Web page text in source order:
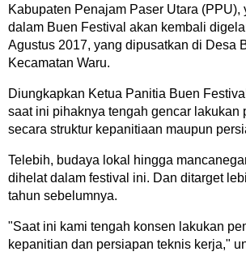
Kabupaten Penajam Paser Utara (PPU),
dalam Buen Festival akan kembali
Agustus 2017, yang dipusatkan di Desa
Kecamatan Waru.
Diungkapkan Ketua Panitia Buen
saat ini pihaknya tengah gencar lakukan
secara struktur kepanitiaan maupun
Telebih, budaya lokal hingga
dihelat dalam festival ini. Dan ditarget
tahun sebelumnya.
"Saat ini kami tengah konsen lakukan
kepanitian dan persiapan teknis kerja,"